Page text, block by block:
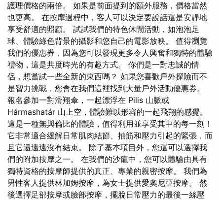
護理價格的兩倍。 如果是前面提到的額外服務，價格當然
也更高。 在按摩過程中，客人可以決定要說話還是安靜地
享受舒適的照顧。 試試我們的特色休閒活動，如泡泡足
球、體驗綠色背景的攝影和您自己的電影放映。 值得瀏覽
我們的優惠券，因為您可以發現更多令人興奮和獨特的體驗
禮物，這是共度時光的有趣方式。 你們是一對忠誠的情
侶，想嘗試一些全新的東西嗎？ 如果您喜歡戶外探險而不
是智力挑戰，您會在我們這裡找到大量戶外活動優惠券。
報名參加一對滑翔傘，一起漂浮在 Pilis 山脈或
Hármashatár 山上空，體驗難以形容的一起飛翔的感覺。
這是一種無與倫比的體驗，值得利用並享受其中的每一刻！
它非常適合緩解日常肌肉結節、抽筋和壓力引起的緊張，而
且它還遠遠沒有結束。 除了基本項目外，您還可以選擇我
們的附加按摩之一。 在我們的沙龍中，您可以體驗由具有
獨特資格的按摩師提供的真正、專業的親密按摩。 我們為
男性客人提供林加姆按摩，為女士提供愛奧尼亞按摩。 然
後選擇足部按摩或臉部按摩，擺脫日常壓力的最後一絲壓